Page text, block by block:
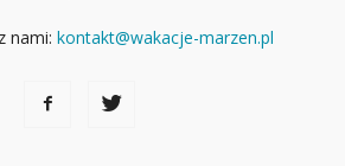
nami: kontakt@wakacje-marzen.pl